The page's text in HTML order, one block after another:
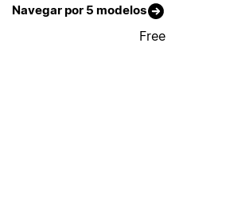
Navegar por 5 modelos
Free